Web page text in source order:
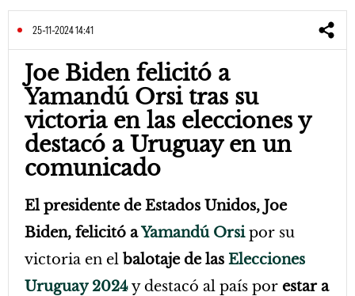
25-11-2024 14:41
Joe Biden felicitó a
Yamandú Orsi tras su
victoria en las elecciones y
destacó a Uruguay en un
comunicado
El presidente de Estados Unidos, Joe
Biden, felicitó aYamandú Orsipor su
victoria en el balotaje de las Elecciones
Uruguay 2024y destacó al país por estar a